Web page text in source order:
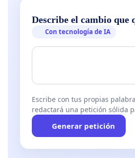
Describe el cambio que
Con tecnología de IA
Escribe con tus propias
redactará una petición sólida
Generar petición